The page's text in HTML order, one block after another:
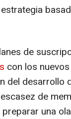
de
con los nuevos
del desarrollo
de
una